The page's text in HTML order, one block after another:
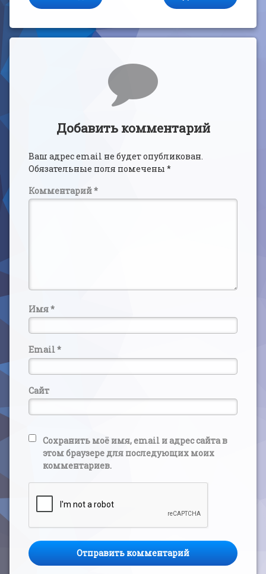
Комментарии
Добавить комментарий
Ваш адрес email не будет опубликован.
Обязательные поля помечены *
Комментарий*
Имя*
Email*
Сайт
Сохранить моё имя, email и адрес сайта в
этом браузере для последующих моих
комментариев.